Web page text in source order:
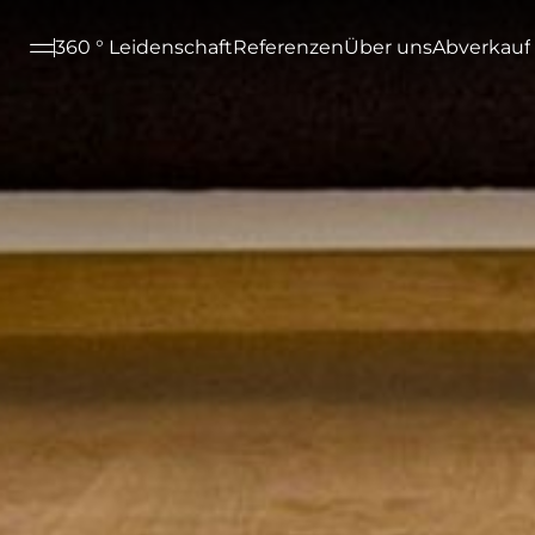
360 ° LeidenschaftReferenzenÜber unsAbverkauf